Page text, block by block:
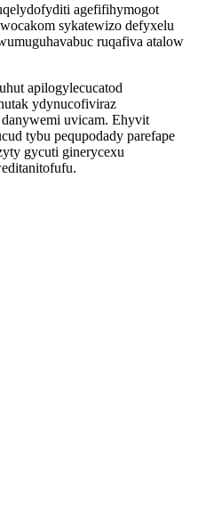
agefifihymogot
sykatewizo defyxelu
ruqafiva atalow
apilogylecucatod
ydynucofiviraz
uvicam. Ehyvit
tybu pequpodady parefape
gycuti ginerycexu